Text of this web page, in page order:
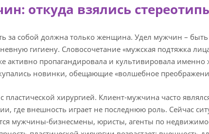
откуда взялись
за собой должна только женщина. Удел мужчин –
гигиену. Словосочетание «мужская подтяжка
активно пропагандировала и культивировала
новинки, обещающие «волшебное
хирургией. Клиент-мужчина часто
где внешность играет не последнюю роль. Сейчас
мужчины-бизнесмены, юристы, агенты по